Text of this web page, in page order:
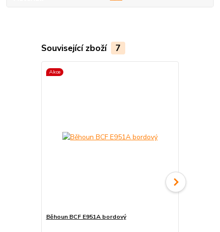
Související zboží 7
Akce
Běhoun BCF E951A bordový